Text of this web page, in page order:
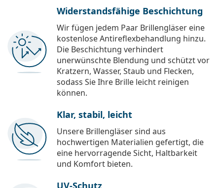
Widerstandsfähige Beschichtung
Wir fügen jedem Paar Brillengläser eine
kostenlose Antireflexbehandlung hinzu.
Die Beschichtung verhindert
unerwünschte Blendung und schützt vor
Kratzern, Wasser, Staub und Flecken,
sodass Sie Ihre Brille leicht reinigen
können.
Klar, stabil, leicht
Unsere Brillengläser sind aus
hochwertigen Materialien gefertigt, die
eine hervorragende Sicht, Haltbarkeit
und Komfort bieten.
UV-Schutz